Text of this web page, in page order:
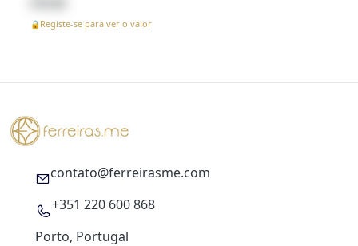
🔒Registe-se para ver o valor
contato@ferreirasme.com
+351 220 600 868
Porto, Portugal